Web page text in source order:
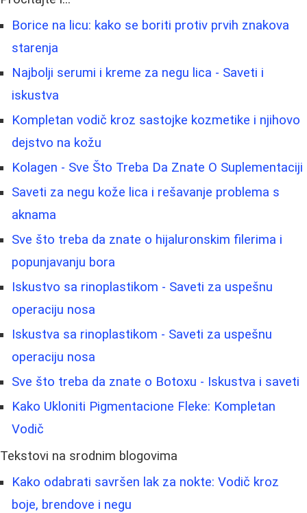
Borice na licu: kako se boriti protiv prvih znakova
starenja
Najbolji serumi i kreme za negu lica - Saveti i
iskustva
Kompletan vodič kroz sastojke kozmetike i njihovo
dejstvo na kožu
Kolagen - Sve Što Treba Da Znate O Suplementaciji
Saveti za negu kože lica i rešavanje problema s
aknama
Sve što treba da znate o hijaluronskim filerima i
popunjavanju bora
Iskustvo sa rinoplastikom - Saveti za uspešnu
operaciju nosa
Iskustva sa rinoplastikom - Saveti za uspešnu
operaciju nosa
Sve što treba da znate o Botoxu - Iskustva i saveti
Kako Ukloniti Pigmentacione Fleke: Kompletan
Vodič
Tekstovi na srodnim blogovima
Kako odabrati savršen lak za nokte: Vodič kroz
boje, brendove i negu